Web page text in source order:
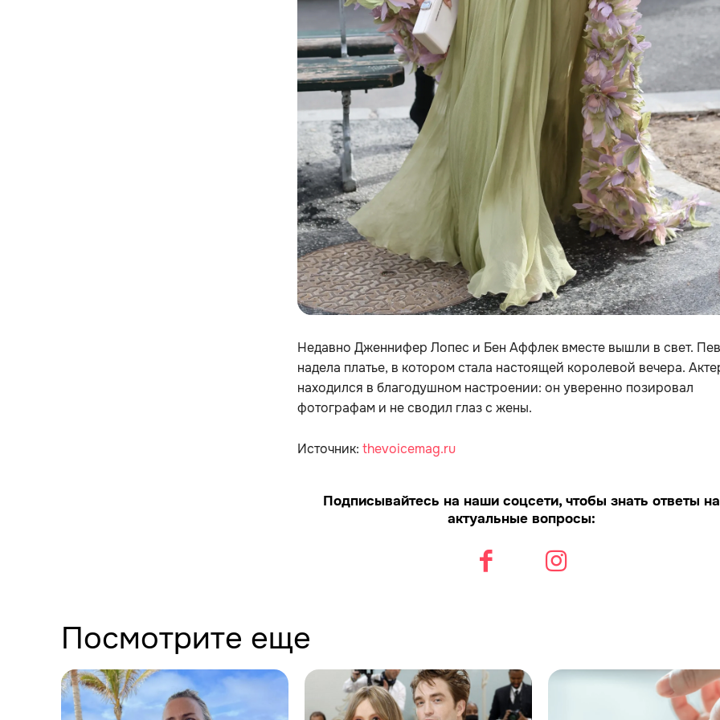
Недавно Дженнифер Лопес и Бен Аффлек вместе вышли в свет.
надела платье, в котором стала настоящей королевой вечера.
находился в благодушном настроении: он уверенно позировал
фотографам и не сводил глаз с жены.
Источник: thevoicemag.ru
Подписывайтесь на наши соцсети, чтобы знать ответы на
актуальные вопросы:
Посмотрите еще